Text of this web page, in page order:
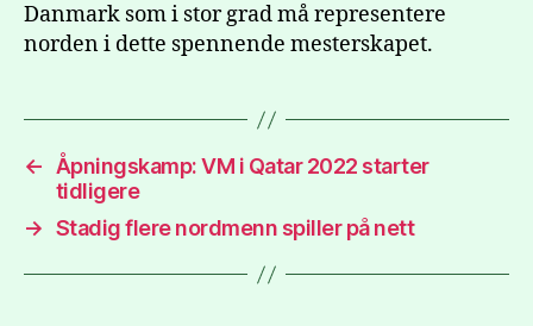
Danmark som i stor grad må representere
norden i dette spennende mesterskapet.
← Åpningskamp: VM i Qatar 2022 starter
tidligere
→ Stadig flere nordmenn spiller på nett